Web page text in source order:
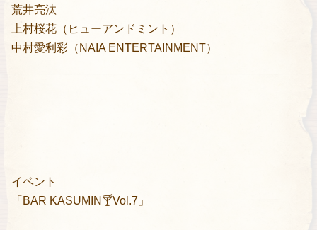
荒井亮汰
上村桜花（ヒューアンドミント）
中村愛利彩（NAIA ENTERTAINMENT）
イベント
「BAR KASUMIN🍸Vol.7」